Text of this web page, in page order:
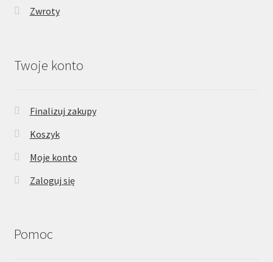
Zwroty
Twoje konto
Finalizuj zakupy
Koszyk
Moje konto
Zaloguj się
Pomoc